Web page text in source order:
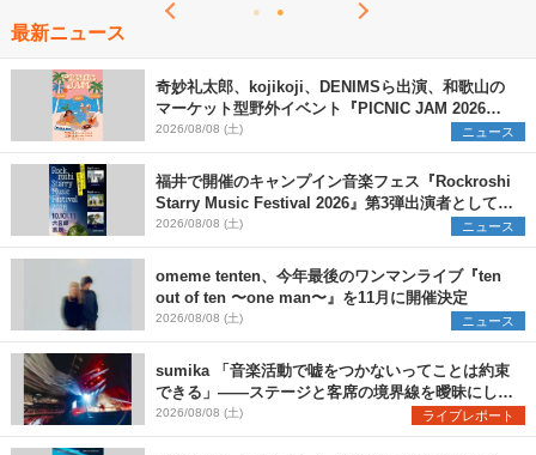
最新ニュース
奇妙礼太郎、kojikoji、DENIMSら出演、和歌山の
マーケット型野外イベント『PICNIC JAM 2026』
早割チケット発売開始
2026/08/08 (土) ニュース
福井で開催のキャンプイン音楽フェス『Rockroshi
Starry Music Festival 2026』第3弾出演者として
SCOOBIE DO、かりゆし58、Reiを発表
2026/08/08 (土) ニュース
omeme tenten、今年最後のワンマンライブ『ten
out of ten 〜one man〜』を11月に開催決定
2026/08/08 (土) ニュース
sumika 「音楽活動で嘘をつかないってことは約束
できる」――ステージと客席の境界線を曖昧にし
た、ツアーファイナル武道館公演レポート
2026/08/08 (土) ライブレポート